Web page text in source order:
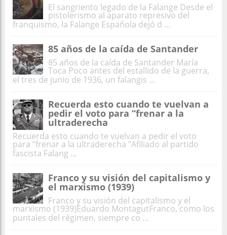
El sangriento legado de la Falange Desde el
pistolerismo al aparato represivo del
franquismo, la Falange Española dejó d ...
85 años de la caída de Santander
85 años de la caída de Santander María
Toca Poco antes del estallido de la guerra,
el tres de junio de 1936, un falangis ...
Recuerda esto cuando te vuelvan a
pedir el voto para “frenar a la
ultraderecha
Recuerda esto cuando te vuelvan a pedir el voto
para “frenar a la ultraderecha ”Afiliado al partido
fascista Falang ...
Franco y su visión del capitalismo y
el marxismo (1939)
Franco y su visión del capitalismo y el
marxismo (1939)Eduardo MontagutFranco, como los
puntales del régimen, siempre co ...